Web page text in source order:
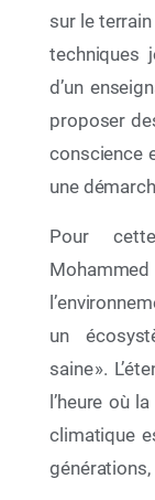
Par le
à portée
pour la
sur le
techniques
d’un
proposer
conscience
une
Pour
un
saine ».
l’heure où
climatique